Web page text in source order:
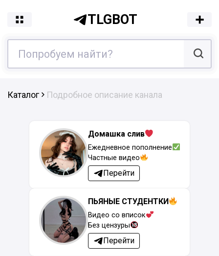
TLGBOT
Каталог Подробное описание канала
Домашка слив
Ежедневное пополнение
Частные видео
Перейти
ПЬЯНЫЕ СТУДЕНТКИ
Видео со вписок
Без цензуры
Перейти